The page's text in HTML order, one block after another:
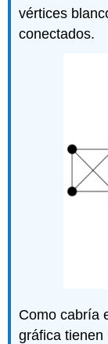
vértices
conectados.
Como cabría
gráfica tienen